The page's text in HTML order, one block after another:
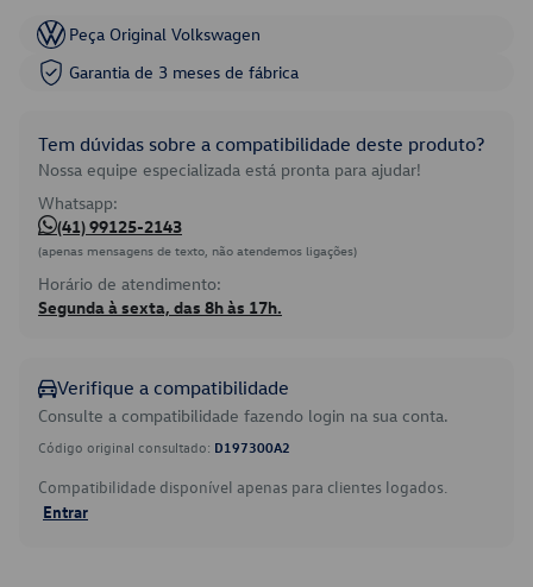
Peça Original Volkswagen
Garantia de 3 meses de fábrica
Tem dúvidas sobre a compatibilidade deste produto?
Nossa equipe especializada está pronta para ajudar!
Whatsapp:
(41) 99125-2143
(apenas mensagens de texto, não atendemos ligações)
Horário de atendimento:
Segunda à sexta, das 8h às 17h.
Verifique a compatibilidade
Consulte a compatibilidade fazendo login na sua conta.
Código original consultado: D197300A2
Compatibilidade disponível apenas para clientes logados.
Entrar